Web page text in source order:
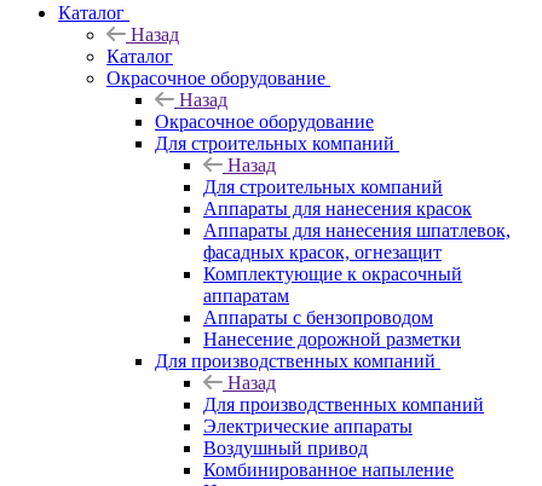
Каталог
Назад
Каталог
Окрасочное оборудование
Назад
Окрасочное оборудование
Для строительных компаний
Назад
Для строительных компаний
Аппараты для нанесения красок
Аппараты для нанесения шпатлевок,
фасадных красок, огнезащит
Комплектующие к окрасочный
аппаратам
Аппараты с бензопроводом
Нанесение дорожной разметки
Для производственных компаний
Назад
Для производственных компаний
Электрические аппараты
Воздушный привод
Комбинированное напыление